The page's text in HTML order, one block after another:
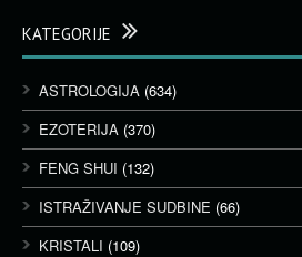
KATEGORIJE
ASTROLOGIJA (634)
EZOTERIJA (370)
FENG SHUI (132)
ISTRAŽIVANJE SUDBINE (66)
KRISTALI (109)